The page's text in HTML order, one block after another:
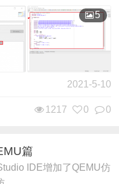
5
2021-5-10
0
0
1217
篇
IDE增加了QEMU仿